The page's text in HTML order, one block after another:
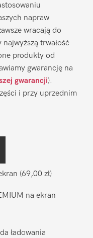
napraw
wracają do
trwałość
produkty od
gwarancję na
gwarancji).
i przy uprzednim
(69,00 zł)
na ekran
ładowania